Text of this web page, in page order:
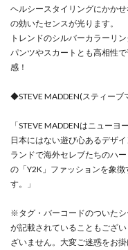
ヘルシースタイリングにかか
の効いたセンスが光ります。
トレンドのシルバーカラーリ
パンツやスカートとも高相性
感！
◆STEVE MADDEN(スティー
「STEVE MADDENはニュー
日本にはない遊び心あるデザ
ランドで海外セレブたちのハ
の「Y2K」ファッションを象
す。」
※タグ・バーコードのついた
が記載されていることもござ
ざいません。大変ご迷惑をお